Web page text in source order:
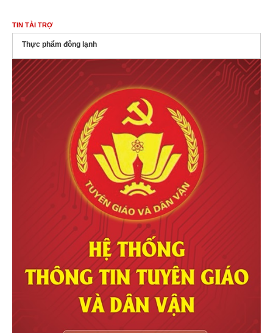
TIN TÀI TRỢ
Thực phẩm đông lạnh